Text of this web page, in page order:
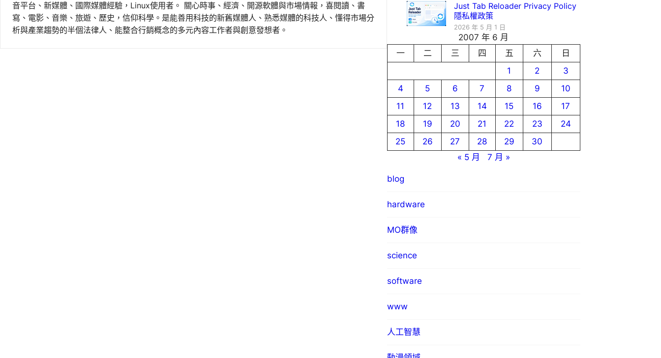
音平台、新媒體、國際媒體經驗，Linux使用者。 關心時事、經濟、開源軟體與市場情報，喜閱讀、書
寫、電影、音樂、旅遊、歷史，信仰科學。是能善用科技的新舊媒體人、熟悉媒體的科技人、懂得市場分
析與產業趨勢的半個法律人、能整合行銷概念的多元內容工作者與創意發想者。
Just Tab Reloader Privacy Policy
隱私權政策
2026 年 5 月 1 日
2007 年 6 月
一
二 三 四 五 六
日
1
2
3
4
5 6 7 8 9
10
11
12 13 14 15 16
17
18
19 20 21 22 23
24
25
26 27 28 29
30
« 5 月
7 月 »
blog
hardware
MO群像
science
software
www
人工智慧